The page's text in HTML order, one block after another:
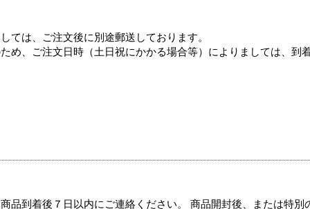
ては、ご注文後に別途郵送しております。
め、ご注文日時（土日祝にかかる場合等）によりましては、到
品到着後７日以内にご連絡ください。 商品開封後、または特別